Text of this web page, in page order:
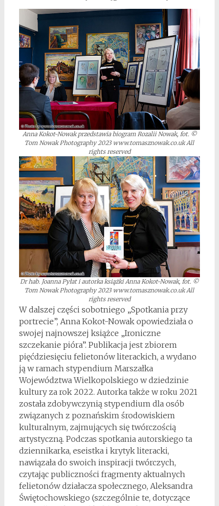
Anna Kokot-Nowak przedstawia biogram Rozalii Nowak, fot. ©
Tom Nowak Photography 2023 www.tomasznowak.co.uk All
rights reserved
Dr hab. Joanna Pyłat i autorka książki Anna Kokot-Nowak, fot. ©
Tom Nowak Photography 2023 www.tomasznowak.co.uk All
rights reserved
W dalszej części sobotniego „Spotkania przy
portrecie”, Anna Kokot-Nowak opowiedziała o
swojej najnowszej książce „Ironiczne
szczekanie pióra”. Publikacja jest zbiorem
pięćdziesięciu felietonów literackich, a wydano
ją w ramach stypendium Marszałka
Województwa Wielkopolskiego w dziedzinie
kultury za rok 2022. Autorka także w roku 2021
została zdobywczynią stypendium dla osób
związanych z poznańskim środowiskiem
kulturalnym, zajmujących się twórczością
artystyczną. Podczas spotkania autorskiego ta
dziennikarka, eseistka i krytyk literacki,
nawiązała do swoich inspiracji twórczych,
czytając publiczności fragmenty aktualnych
felietonów działacza społecznego, Aleksandra
Świętochowskiego (szczególnie te, dotyczące